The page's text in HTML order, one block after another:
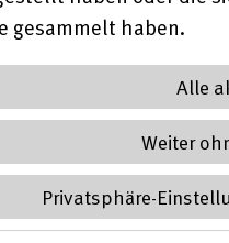
mit
gesammelt haben.
Alle
Weiter
Privatsphäre-